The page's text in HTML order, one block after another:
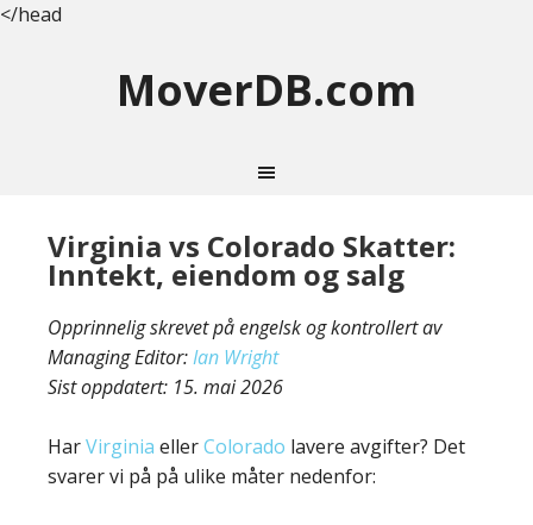
</head
MoverDB.com
Virginia vs Colorado Skatter:
Inntekt, eiendom og salg
Opprinnelig skrevet på engelsk og kontrollert av
Managing Editor:Ian Wright
Sist oppdatert: 15. mai 2026
HarVirginia ellerColorado lavere avgifter? Det
svarer vi på på ulike måter nedenfor: